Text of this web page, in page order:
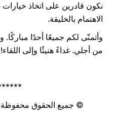
نكون قادرين على اتخاذ
الاهتمام بالخليقة.
وأتمنّى لكم جميعًا أحدًا
من أجلي. غداءً هنيئًا وإلى اللقاء!
© جميع الحقوق محفوظة –